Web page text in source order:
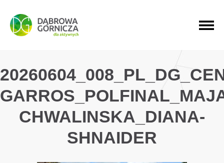
PRZEJDŹ DO MENU GŁÓWNEGO
PRZEJDŹ DO WYSZUKIWARKI
PRZEJDŹ DO TREŚCI
CHWALINSKA_DIANA-
SHNAIDER